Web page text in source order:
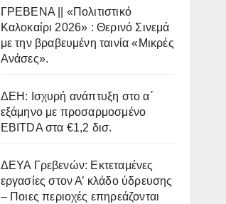
ΓΡΕΒΕΝΑ || «Πολιτιστικό
Καλοκαίρι 2026» : Θερινό Σινεμά
με την βραβευμένη ταινία «Μικρές
Ανάσες».
ΔΕΗ: Ισχυρή ανάπτυξη στο α΄
εξάμηνο με προσαρμοσμένο
EBITDA στα €1,2 δισ.
ΔΕΥΑ Γρεβενών: Εκτεταμένες
εργασίες στον Α’ κλάδο ύδρευσης
– Ποιες περιοχές επηρεάζονται